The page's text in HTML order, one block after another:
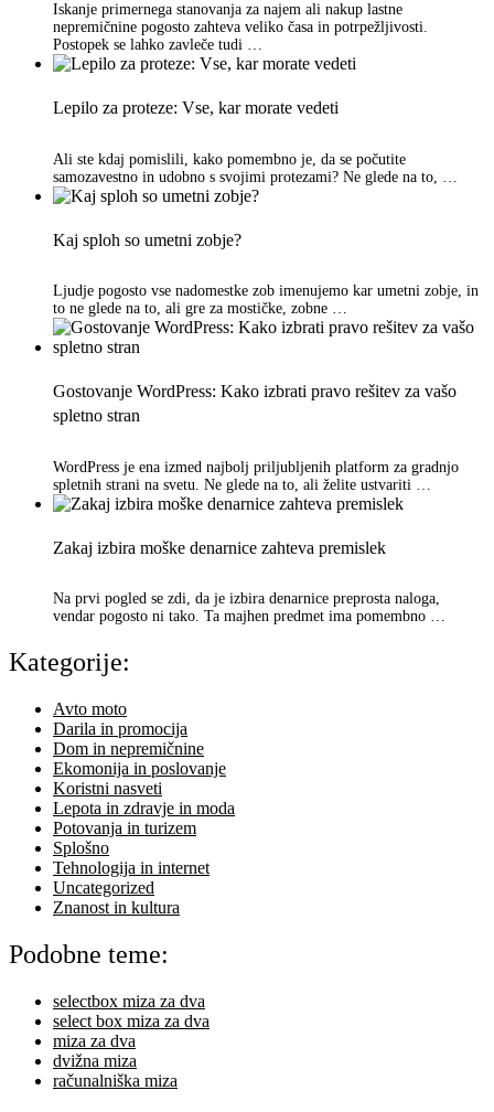
Iskanje primernega stanovanja za najem ali nakup lastne
nepremičnine pogosto zahteva veliko časa in potrpežljivosti.
Postopek se lahko zavleče tudi …
Lepilo za proteze: Vse, kar morate vedeti
Ali ste kdaj pomislili, kako pomembno je, da se počutite
samozavestno in udobno s svojimi protezami? Ne glede na to, …
Kaj sploh so umetni zobje?
Ljudje pogosto vse nadomestke zob imenujemo kar umetni zobje, in
to ne glede na to, ali gre za mostičke, zobne …
Gostovanje WordPress: Kako izbrati pravo rešitev za vašo
spletno stran
WordPress je ena izmed najbolj priljubljenih platform za gradnjo
spletnih strani na svetu. Ne glede na to, ali želite ustvariti …
Zakaj izbira moške denarnice zahteva premislek
Na prvi pogled se zdi, da je izbira denarnice preprosta naloga,
vendar pogosto ni tako. Ta majhen predmet ima pomembno …
Kategorije:
Avto moto
Darila in promocija
Dom in nepremičnine
Ekomonija in poslovanje
Koristni nasveti
Lepota in zdravje in moda
Potovanja in turizem
Splošno
Tehnologija in internet
Uncategorized
Znanost in kultura
Podobne teme:
selectbox miza za dva
select box miza za dva
miza za dva
dvižna miza
računalniška miza